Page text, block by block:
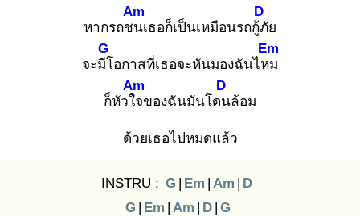
หากรถชน
Am
เธอก็เป็นเหมือนรถกู้ภั
D
ย
จะมีโ
G
อกาสที่เธอจะหันมองฉันไหม
Em
ก็หัวใจ
Am
ของฉันมันโดน
D
ล้อม
ด้วยเธอไปหมดแล้ว
INSTRU : G | Em | Am | D
G | Em | Am | D | G